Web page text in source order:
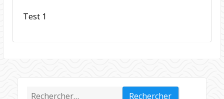
Test 1
Rechercher :